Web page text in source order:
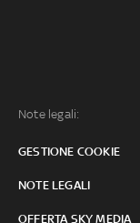
Note legali:
GESTIONE COOKIE
NOTE LEGALI
OFFERTA SKY MEDIA